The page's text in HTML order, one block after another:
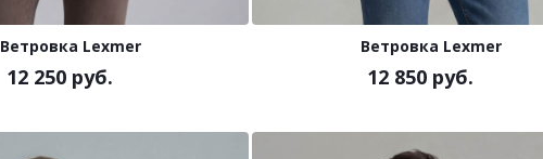
Ветровка Lexmer
12 250 руб.
Ветровка Lexmer
12 850 руб.